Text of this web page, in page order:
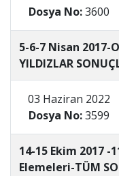
Dosya No:3600
5-6-7 Nisan 2017-
YILDIZLAR
03 Haziran 2022
Dosya No:3599
14-15 Ekim 2017 -
Elemeleri-TÜM